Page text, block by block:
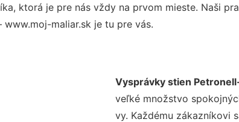
ktorá je pre nás vždy na prvom mieste. Naši
www.moj-maliar.sk je tu pre vás.
Vysprávky stien
veľké množstvo
vy. Každému zákazníkovi